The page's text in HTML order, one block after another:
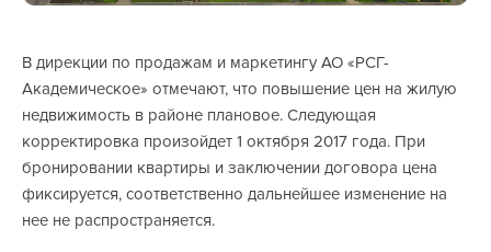
В дирекции по продажам и маркетингу АО «РСГ-
Академическое» отмечают, что повышение цен на жилую
недвижимость в районе плановое. Следующая
корректировка произойдет 1 октября 2017 года. При
бронировании квартиры и заключении договора цена
фиксируется, соответственно дальнейшее изменение на
нее не распространяется.